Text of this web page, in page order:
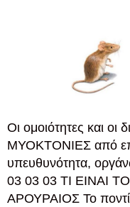
Οι ομοιότητες και
ΜΥΟΚΤΟΝΙΕΣ από
υπευθυνότητα,
03 03 03 ΤΙ ΕΙΝΑΙ
ΑΡΟΥΡΑΙΟΣ Το